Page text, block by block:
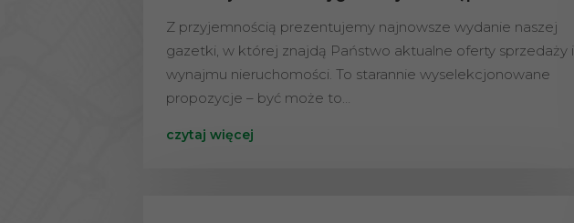
Z przyjemnością prezentujemy najnowsze wydanie naszej
gazetki, w której znajdą Państwo aktualne oferty sprzedaży i
wynajmu nieruchomości. To starannie wyselekcjonowane
propozycje – być może to…
czytaj więcej